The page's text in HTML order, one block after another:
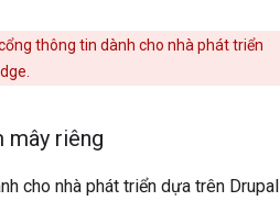
thông tin dành cho nhà phát triển
mây riêng
cho nhà phát triển dựa trên Drupal